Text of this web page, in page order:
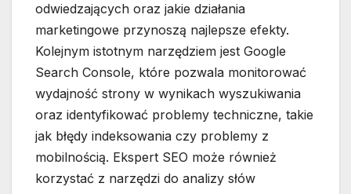
odwiedzających oraz jakie działania
marketingowe przynoszą najlepsze efekty.
Kolejnym istotnym narzędziem jest Google
Search Console, które pozwala monitorować
wydajność strony w wynikach wyszukiwania
oraz identyfikować problemy techniczne, takie
jak błędy indeksowania czy problemy z
mobilnością. Ekspert SEO może również
korzystać z narzędzi do analizy słów